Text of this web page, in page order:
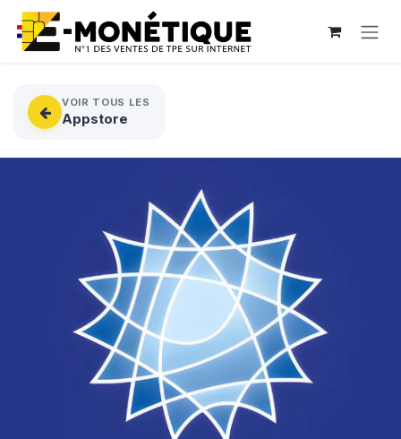
Se rendre au contenu
VOIR TOUS LES
Appstore